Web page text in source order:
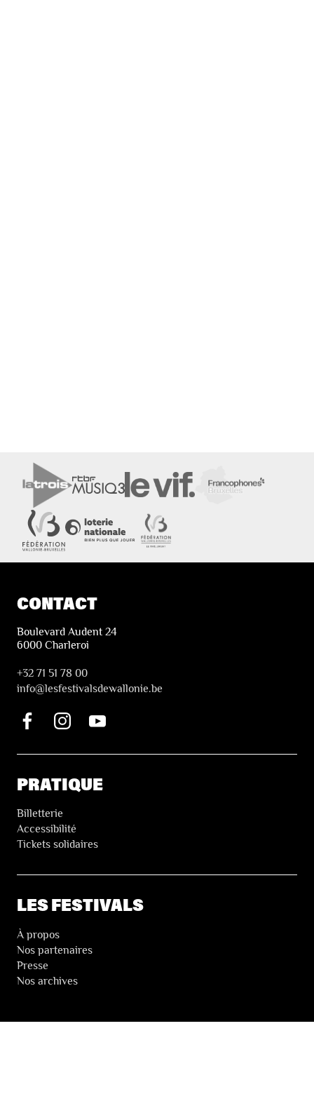
CONTACT
Boulevard Audent 24
6000 Charleroi
+32 71 51 78 00
info@lesfestivalsdewallonie.be
PRATIQUE
Billetterie
Accessibilité
Tickets solidaires
LES FESTIVALS
À propos
Nos partenaires
Presse
Nos archives